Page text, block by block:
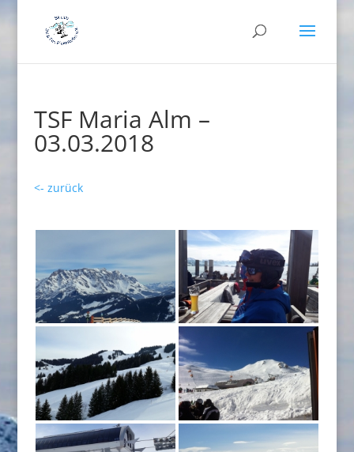
TSF Maria Alm –
03.03.2018
<- zurück